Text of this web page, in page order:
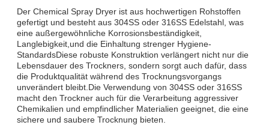
Der Chemical Spray Dryer ist aus hochwertigen Rohstoffen
gefertigt und besteht aus 304SS oder 316SS Edelstahl, was
eine außergewöhnliche Korrosionsbeständigkeit,
Langlebigkeit,und die Einhaltung strenger Hygiene-
StandardsDiese robuste Konstruktion verlängert nicht nur die
Lebensdauer des Trockners, sondern sorgt auch dafür, dass
die Produktqualität während des Trocknungsvorgangs
unverändert bleibt.Die Verwendung von 304SS oder 316SS
macht den Trockner auch für die Verarbeitung aggressiver
Chemikalien und empfindlicher Materialien geeignet, die eine
sichere und saubere Trocknung bieten.